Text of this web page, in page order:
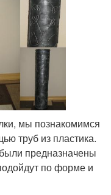
мы познакомимся
труб из пластика.
предназначены
по форме и